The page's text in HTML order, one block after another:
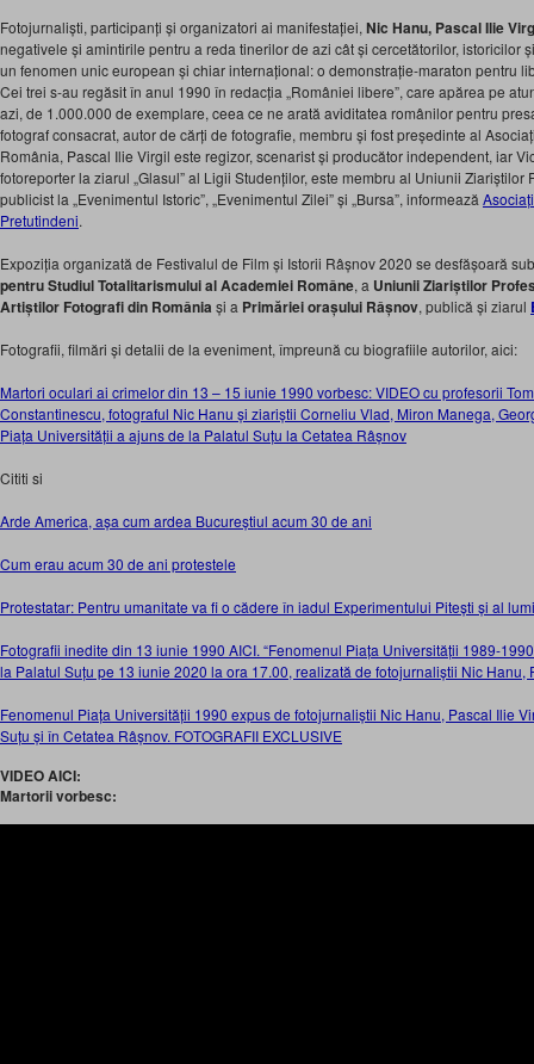
Fotojurnaliști, participanți și organizatori ai manifestației, Nic Hanu, Pascal Ilie
negativele și amintirile pentru a reda tinerilor de azi cât și cercetătorilor, istoricilor
un fenomen unic european și chiar internațional: o demonstrație-maraton pentru
Cei trei s-au regăsit în anul 1990 în redacția „României libere”, care apărea pe
azi, de 1.000.000 de exemplare, ceea ce ne arată aviditatea românilor pentru
fotograf consacrat, autor de cărți de fotografie, membru și fost președinte al
România, Pascal Ilie Virgil este regizor, scenarist și producător independent, iar
fotoreporter la ziarul „Glasul” al Ligii Studenților, este membru al Uniunii
publicist la „Evenimentul Istoric”, „Evenimentul Zilei” și „Bursa”, informează
Pretutindeni.
Expoziția organizată de Festivalul de Film și Istorii Râșnov 2020 se desfășoară
pentru Studiul Totalitarismului al Academiei Române, a Uniunii Ziariștilor
Artiștilor Fotografi din România și a Primăriei orașului Râșnov, publică și ziarul
Fotografii, filmări și detalii de la eveniment, împreună cu biografiile autorilor, aici:
Martori oculari ai crimelor din 13 – 15 iunie 1990 vorbesc: VIDEO cu profesorii
Constantinescu, fotograful Nic Hanu și ziariștii Corneliu Vlad, Miron Manega,
Piața Universității a ajuns de la Palatul Suțu la Cetatea Râșnov
Cititi si
Arde America, așa cum ardea Bucureștiul acum 30 de ani
Cum erau acum 30 de ani protestele
Protestatar: Pentru umanitate va fi o cădere în iadul Experimentului Pitești și al
Fotografii inedite din 13 iunie 1990 AICI. “Fenomenul Piața Universității 1989-
la Palatul Suțu pe 13 iunie 2020 la ora 17.00, realizată de fotojurnaliștii Nic Hanu,
Fenomenul Piața Universității 1990 expus de fotojurnaliștii Nic Hanu, Pascal Ilie
Suțu și în Cetatea Râșnov. FOTOGRAFII EXCLUSIVE
VIDEO AICI:
Martorii vorbesc: